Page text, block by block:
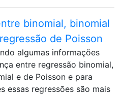
binomial, binomial
de Poisson
algumas informações
entre regressão binomial,
e de Poisson e para
essas regressões são mais